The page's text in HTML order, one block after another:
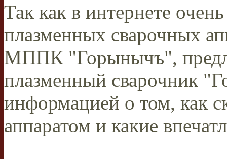
Так как в интернете
плазменных сварочных
МППК "Горынычъ",
плазменный сварочник
информацией о том, как
аппаратом и какие